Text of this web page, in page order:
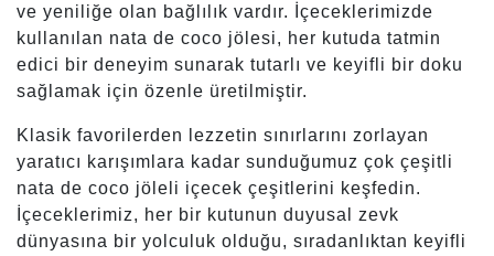
ve yeniliğe olan bağlılık vardır. İçeceklerimizde
kullanılan nata de coco jölesi, her kutuda tatmin
edici bir deneyim sunarak tutarlı ve keyifli bir doku
sağlamak için özenle üretilmiştir.
Klasik favorilerden lezzetin sınırlarını zorlayan
yaratıcı karışımlara kadar sunduğumuz çok çeşitli
nata de coco jöleli içecek çeşitlerini keşfedin.
İçeceklerimiz, her bir kutunun duyusal zevk
dünyasına bir yolculuk olduğu, sıradanlıktan keyifli